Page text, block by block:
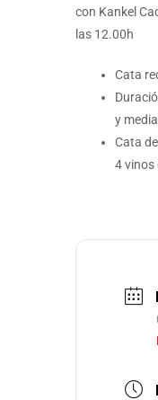
con Kankel
las 12.00h
Cata
y media
Cata
4 vinos